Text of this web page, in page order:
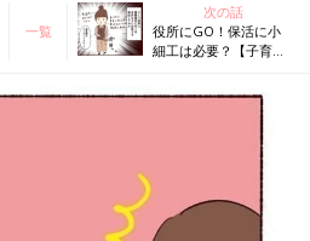
一覧
次の話
役所にGO！保活に小
細工は必要？【子育て